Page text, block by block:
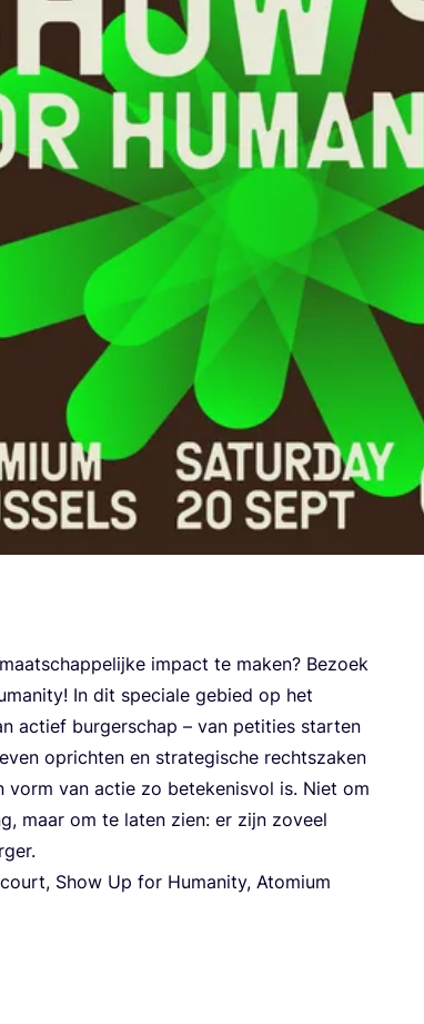
impact te maken? Bezoek
In dit spe­ci­a­le gebied op het
actief bur­ger­schap – van peti­ties star­ten
oprich­ten en stra­te­gi­sche rechts­za­ken
vorm van actie zo bete­ke­nis­vol is. Niet om
maar om te laten zien: er zijn zoveel
Show Up for Huma­ni­ty, Ato­mi­um